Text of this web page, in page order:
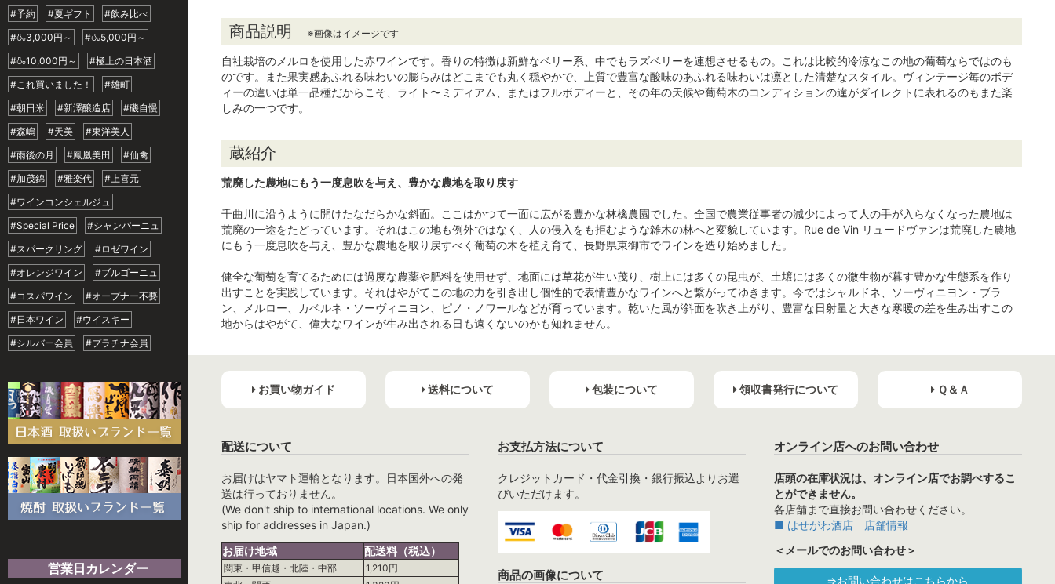
#予約
#夏ギフト
#飲み比べ
#🍶3,000円～
#🍶5,000円～
#🍶10,000円～
#極上の日本酒
#これ買いました！
#雄町
#朝日米
#新澤醸造店
#磯自慢
#森嶋
#天美
#東洋美人
#雨後の月
#鳳凰美田
#仙禽
#加茂錦
#雅楽代
#上喜元
#ワインコンシェルジュ
#Special Price
#シャンパーニュ
#スパークリング
#ロゼワイン
#オレンジワイン
#ブルゴーニュ
#コスパワイン
#オープナー不要
#日本ワイン
#ウイスキー
#シルバー会員
#プラチナ会員
営業日カレンダー
商品説明 ※画像はイメージです
自社栽培のメルロを使用した赤ワインです。香りの特徴は新鮮なベリー系、中でもラズベリーを連想させるもの。これは比較的冷涼なこの地の葡萄ならではのも
のです。また果実感あふれる味わいの膨らみはどこまでも丸く穏やかで、上質で豊富な酸味のあふれる味わいは凛とした清楚なスタイル。ヴィンテージ毎のボデ
ィーの違いは単一品種だからこそ、ライト〜ミディアム、またはフルボディーと、その年の天候や葡萄木のコンディションの違がダイレクトに表れるのもまた楽
しみの一つです。
蔵紹介
荒廃した農地にもう一度息吹を与え、豊かな農地を取り戻す
千曲川に沿うように開けたなだらかな斜面。ここはかつて一面に広がる豊かな林檎農園でした。全国で農業従事者の減少によって人の手が入らなくなった農地は
荒廃の一途をたどっています。それはこの地も例外ではなく、人の侵入をも拒むような雑木の林へと変貌しています。Rue de Vin リュードヴァンは荒廃した農地
にもう一度息吹を与え、豊かな農地を取り戻すべく葡萄の木を植え育て、長野県東御市でワインを造り始めました。
健全な葡萄を育てるためには過度な農薬や肥料を使用せず、地面には草花が生い茂り、樹上には多くの昆虫が、土壌には多くの微生物が暮す豊かな生態系を作り
出すことを実践しています。それはやがてこの地の力を引き出し個性的で表情豊かなワインへと繋がってゆきます。今ではシャルドネ、ソーヴィニヨン・ブラ
ン、メルロー、カベルネ・ソーヴィニヨン、ピノ・ノワールなどが育っています。乾いた風が斜面を吹き上がり、豊富な日射量と大きな寒暖の差を生み出すこの
地からはやがて、偉大なワインが生み出される日も遠くないのかも知れません。
お買い物ガイド 送料について 包装について 領収書発行について Ｑ＆Ａ
配送について
お届けはヤマト運輸となります。日本国外への発
送は行っておりません。
(We don't ship to international locations. We only
ship for addresses in Japan.)
お届け地域
配送料（税込）
関東・甲信越・北陸・中部
1,210円
お支払方法について
クレジットカード・代金引換・銀行振込よりお選
びいただけます。
商品の画像について
オンライン店へのお問い合わせ
店頭の在庫状況は、オンライン店でお調べするこ
とができません。
各店舗まで直接お問い合わせください。
■ はせがわ酒店 店舗情報
＜メールでのお問い合わせ＞
⇒お問い合わせはこちらから